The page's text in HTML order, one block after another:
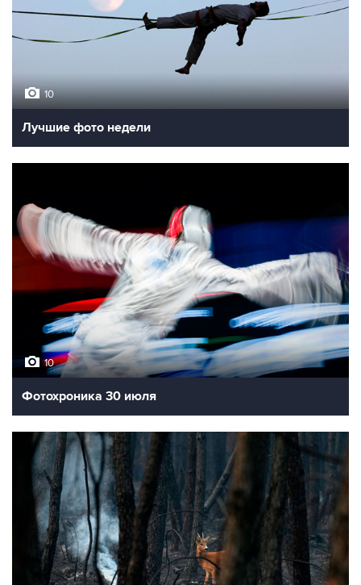
10
Лучшие фото недели
10
Фотохроника 30 июля